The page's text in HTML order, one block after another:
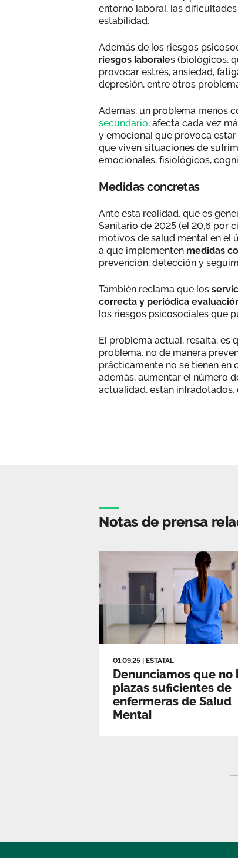
entorno laboral, las
estabilidad.
Además de los riesgos
riesgos laborales (biológicos,
provocar estrés, ansiedad,
depresión, entre otros
Además, un problema menos
secundario, afecta cada vez
y emocional que provoca
que viven situaciones de
emocionales, fisiológicos,
Medidas concretas
Ante esta realidad, que es
Sanitario de 2025 (el 20,6 por
motivos de salud mental en el
a que implementen medidas
prevención, detección y
También reclama que los
correcta y periódica
los riesgos psicosociales que
El problema actual, resalta, es
problema, no de manera
prácticamente no se tienen en
además, aumentar el número
actualidad, están infradotados,
Notas de prensa
01.09.25 ESTATAL
Denunciamos que no
plazas suficientes de
enfermeras de Salud
Mental